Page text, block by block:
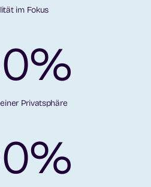
im Fokus
%
Privatsphäre
%